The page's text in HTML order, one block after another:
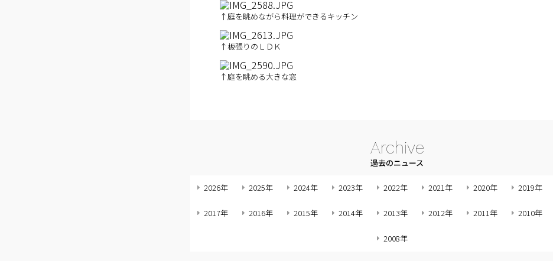
↑庭を眺めながら料理ができるキッチン
↑板張りのＬＤＫ
↑庭を眺める大きな窓
Archive
過去のニュース
2026年 2025年 2024年 2023年 2022年 2021年 2020年 2019年
2017年 2016年 2015年 2014年 2013年 2012年 2011年 2010年
2008年